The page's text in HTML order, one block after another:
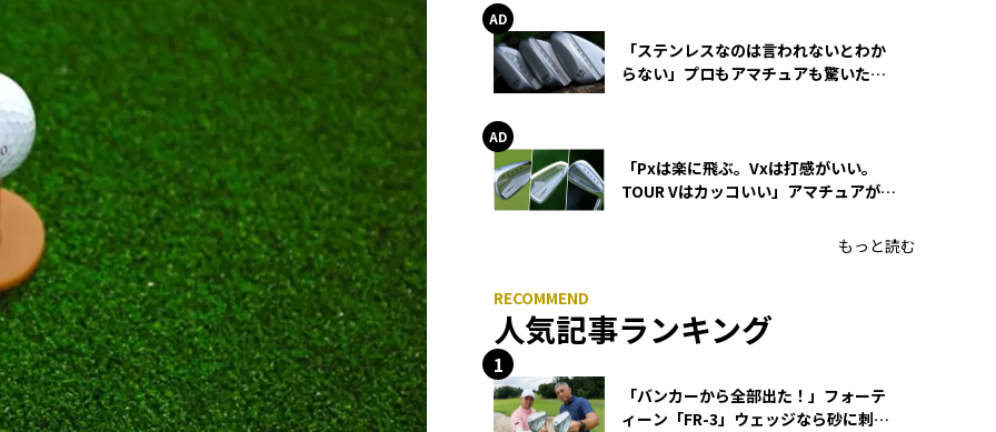
「ステンレスなのは言われないとわか
らない」プロもアマチュアも驚いた
「Pxは楽に飛ぶ。Vxは打感がいい。
TOUR Vはカッコいい」アマチュアが選
もっと読む
人気記事ランキング
「バンカーから全部出た！」フォーテ
ィーン「FR-3」ウェッジなら砂に刺さ